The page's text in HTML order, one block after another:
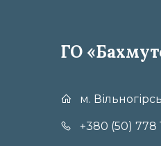
ГО
м.
+380 (50) 778